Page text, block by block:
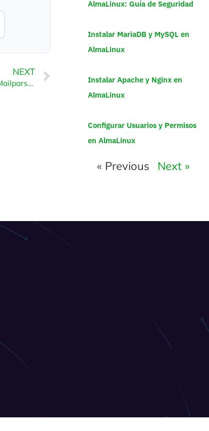
NEXT
Cómo habilitar la extensión Mailparse de PHP usando CloudLinux Selector en Plesk
AlmaLinux: Guía de Seguridad
Instalar MariaDB y MySQL en
AlmaLinux
Instalar Apache y Nginx en
AlmaLinux
Configurar Usuarios y Permisos
en AlmaLinux
« Previous Next »